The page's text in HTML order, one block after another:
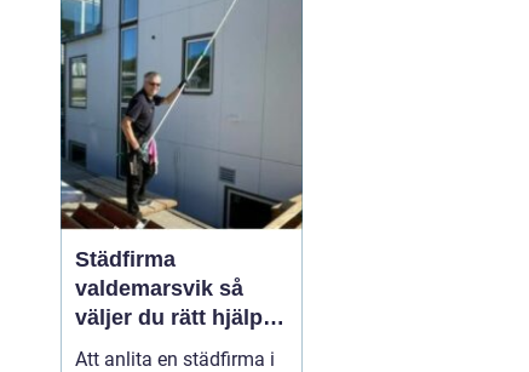
fastighetsbranschen får
rätt kunskap om
brandskydd minskar
risken för fel som ...
Städfirma
valdemarsvik så
väljer du rätt hjälp
för hem och företag
Att anlita en städfirma i